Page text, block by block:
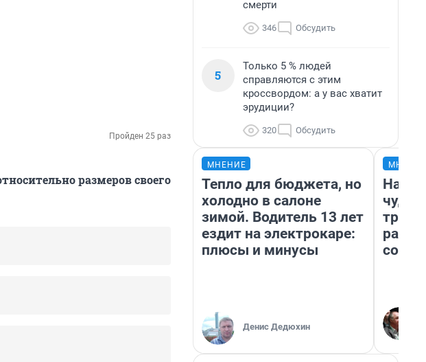
Пройден 25 раз
размеров своего
смерти
346 Обсудить
5
Только 5 % людей
справляются с этим
кроссвордом: а у вас хватит
эрудиции?
320 Обсудить
МНЕНИЕ
Тепло для бюджета, но
холодно в салоне
зимой. Водитель 13 лет
ездит на электрокаре:
плюсы и минусы
Денис Дедюхин